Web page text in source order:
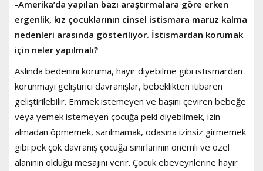
-Amerika’da yapılan bazı araştırmalara göre erken
ergenlik, kız çocuklarının cinsel istismara maruz kalma
nedenleri arasında gösteriliyor. İstismardan korumak
için neler yapılmalı?
Aslında bedenini koruma, hayır diyebilme gibi istismardan
korunmayı geliştirici davranışlar, bebeklikten itibaren
geliştirilebilir. Emmek istemeyen ve başını çeviren bebeğe
veya yemek istemeyen çocuğa peki diyebilmek, izin
almadan öpmemek, sarılmamak, odasına izinsiz girmemek
gibi pek çok davranış çocuğa sınırlarının önemli ve özel
alanının olduğu mesajını verir. Çocuk ebeveynlerine hayır